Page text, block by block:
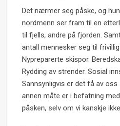
Det nærmer seg påske, og
nordmenn ser fram til en
til fjells, andre på fjorden.
antall mennesker seg til
Nypreparerte skispor.
Rydding av strender. Sosial
Sannsynligvis er det få av oss
annen måte er i befatning
påsken, selv om vi kanskje